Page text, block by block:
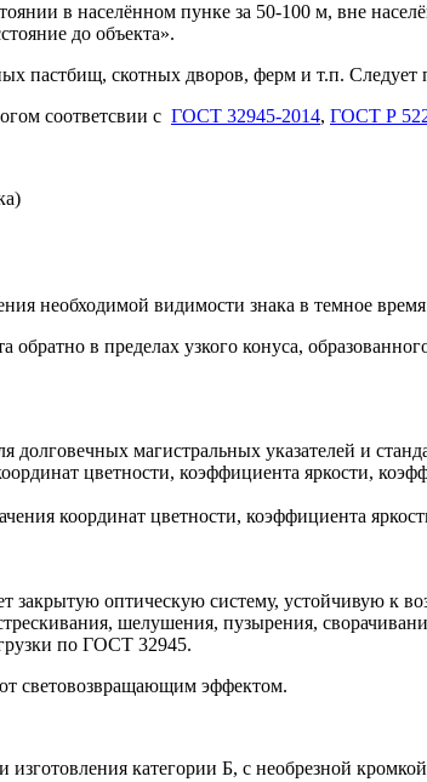
в населённом пунке за 50-100 м, вне
до объекта».
пастбищ, скотных дворов, ферм и т.п.
соответсвии с ГОСТ 32945-2014, ГОСТ Р
необходимой видимости знака в темное время
в пределах узкого конуса,
магистральных указателей и
цветности, коэффициента яркости,
координат цветности, коэффициента
оптическую систему, устойчивую к
шелушения, пузырения,
по ГОСТ 32945.
световозвращающим эффектом.
изготовления категории Б, с необрезной